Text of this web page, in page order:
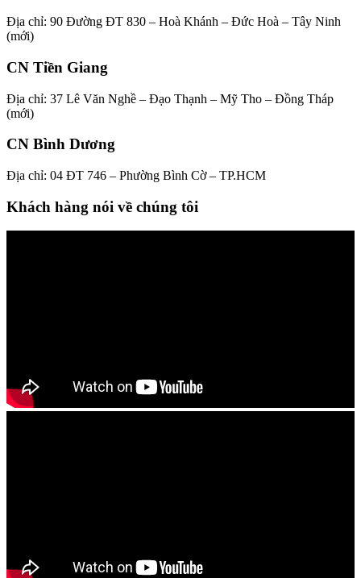
Địa chỉ: 90 Đường ĐT 830 – Hoà Khánh – Đức Hoà – Tây Ninh
(mới)
CN Tiền Giang
Địa chỉ: 37 Lê Văn Nghề – Đạo Thạnh – Mỹ Tho – Đồng Tháp
(mới)
CN Bình Dương
Địa chỉ: 04 ĐT 746 – Phường Bình Cờ – TP.HCM
Khách hàng nói về chúng tôi